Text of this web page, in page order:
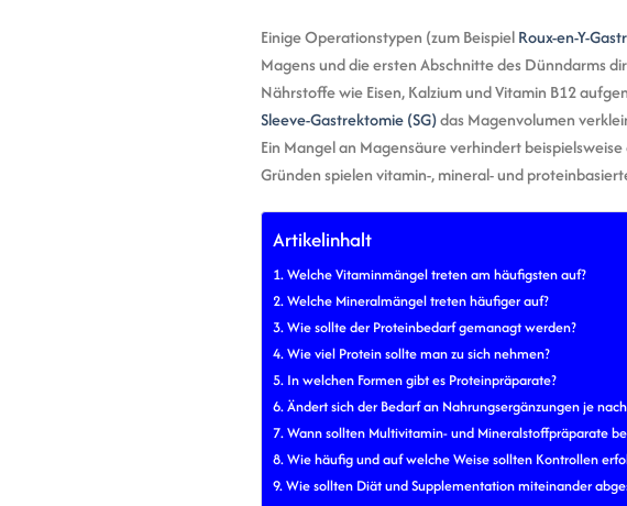
Einige Operationstypen (zum BeispielRoux-en-Y-
Magens und die ersten Abschnitte des Dünndarms
Nährstoffe wie Eisen, Kalzium und Vitamin B12
Sleeve-Gastrektomie (SG)das Magenvolumen
Ein Mangel an Magensäure verhindert
Gründen spielen vitamin-, mineral- und
Artikelinhalt
Welche Vitaminmängel treten am häufigsten auf?
Welche Mineralmängel treten häufiger auf?
Wie sollte der Proteinbedarf gemanagt werden?
Wie viel Protein sollte man zu sich nehmen?
In welchen Formen gibt es Proteinpräparate?
Ändert sich der Bedarf an Nahrungsergänzungen je
Wann sollten Multivitamin- und Mineralstoffpräparate
Wie häufig und auf welche Weise sollten Kontrollen
Wie sollten Diät und Supplementation miteinander